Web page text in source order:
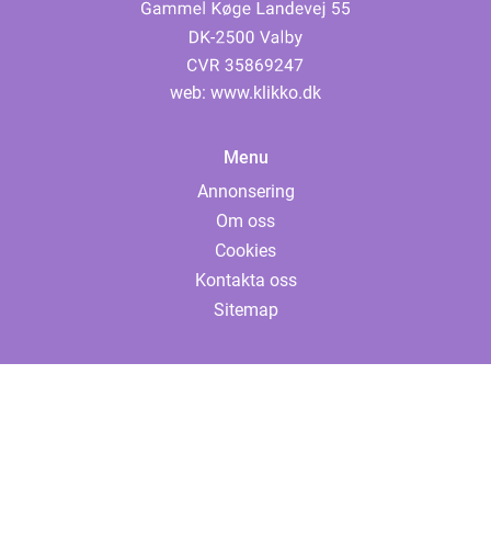
web: www.klikko.dk
Menu
Annonsering
Om oss
Cookies
Kontakta oss
Sitemap